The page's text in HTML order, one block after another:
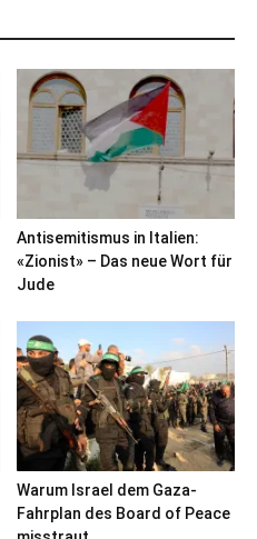
Antisemitismus in Italien:
«Zionist» – Das neue Wort für
Jude
Warum Israel dem Gaza-
Fahrplan des Board of Peace